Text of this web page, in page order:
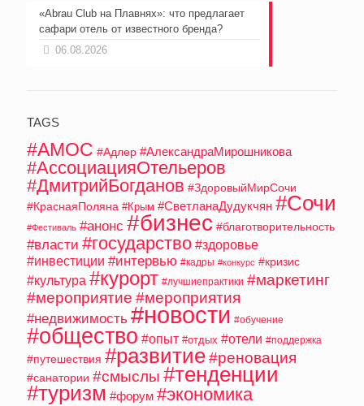
«Abrau Club на Плавнях»: что предлагает
сафари отель от известного бренда?
06.08.2026
TAGS
#АМОС #Адлер #АлександраМирошникова
#АссоциацияОтельеров
#ДмитрийБогданов #ЗдоровыйМирСочи
#КраснаяПоляна #Крым #СветланаДудукчян #Сочи
#Фестиваль #анонс #бизнес #благотворительность
#власти #государство #здоровье
#инвестиции #интервью #кадры #конкурс #кризис
#культура #курорт #лучшиепрактики #маркетинг
#мероприятие #мероприятия
#недвижимость #новости #обучение
#общество #опыт #отдых #отели #поддержка
#путешествия #развитие#реновация
#санатории #смыслы #тенденции
#туризм #форум #экономика